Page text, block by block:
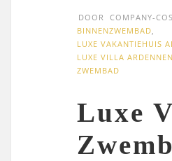
DOOR COMPANY-
BINNENZWEMBAD,
LUXE VAKANTIEHUIS
LUXE VILLA ARDENNEN
ZWEMBAD
Luxe